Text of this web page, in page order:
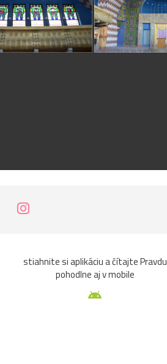
stiahnite si aplikáciu a čítajte Pravdu
pohodlne aj v mobile